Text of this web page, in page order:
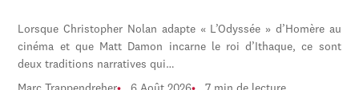
Lorsque Christopher Nolan adapte « L’Odyssée » d’Homère au
cinéma et que Matt Damon incarne le roi d’Ithaque, ce sont
deux traditions narratives qui…